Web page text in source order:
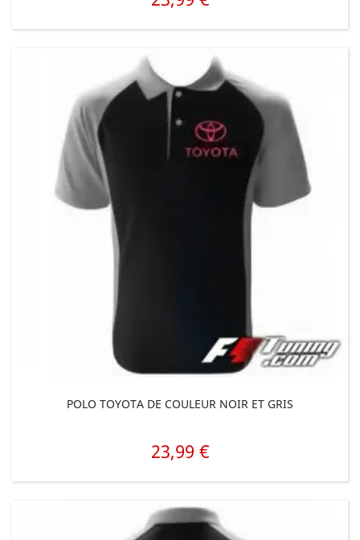
POLO TOYOTA DE COULEUR NOIR ET GRIS
Prix
23,99 €